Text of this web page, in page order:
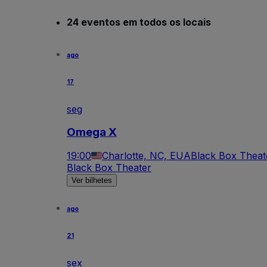
24 eventos em todos os locais
ago
17
seg
Omega X
19:00 Charlotte, NC, EUABlack Box
Black Box Theater
Ver bilhetes
ago
21
sex